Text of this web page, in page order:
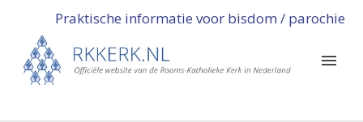
Praktische informatie voor bisdom / parochie